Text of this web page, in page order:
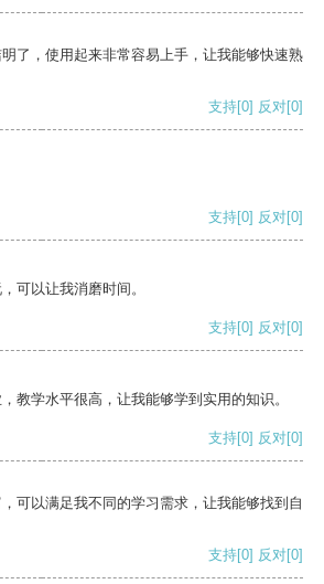
了，使用起来非常容易上手，让我能够快速熟
支持[0] 反对[0]
支持[0] 反对[0]
可以让我消磨时间。
支持[0] 反对[0]
教学水平很高，让我能够学到实用的知识。
支持[0] 反对[0]
可以满足我不同的学习需求，让我能够找到自
支持[0] 反对[0]